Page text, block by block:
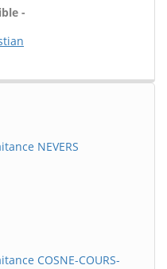
-
NEVERS
COSNE-COURS-